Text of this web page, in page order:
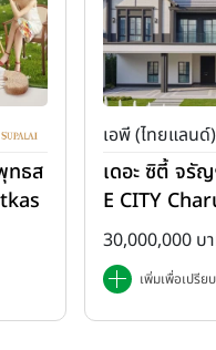
ทธส
เอพี (ไทยแลนด์
เดอะ ซิตี้ จรั
E CITY
30,000,000 บ
เพิ่มเพื่อเปรีย